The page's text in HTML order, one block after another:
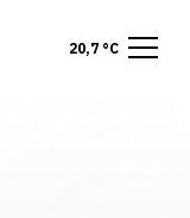
20,7 °C